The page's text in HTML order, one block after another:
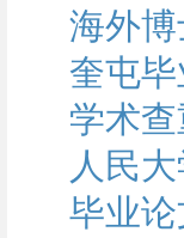
海外
奎屯
学术
人民
毕业